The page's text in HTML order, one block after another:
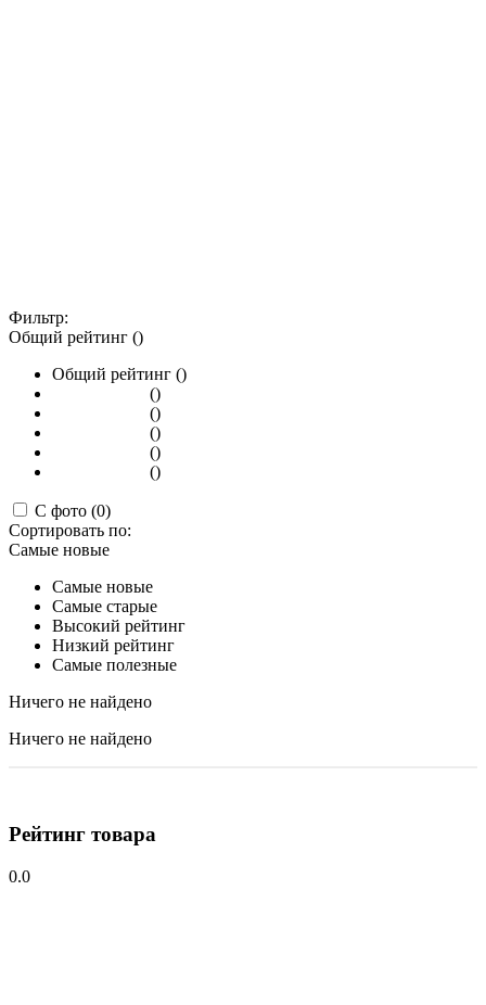
Фильтр:
Общий рейтинг ()
Общий рейтинг ()
()
()
()
()
()
С фото (0)
Сортировать по:
Самые новые
Самые новые
Самые старые
Высокий рейтинг
Низкий рейтинг
Самые полезные
Ничего не найдено
Ничего не найдено
Рейтинг товара
0.0